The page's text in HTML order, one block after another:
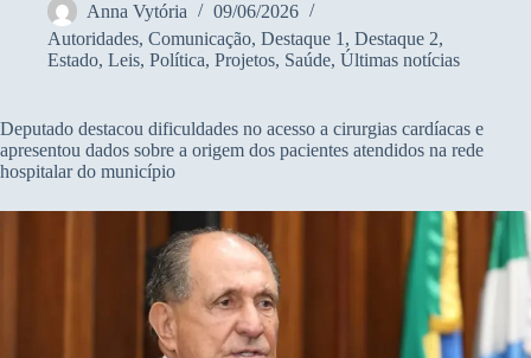
Anna Vytória
09/06/2026
Autoridades, Comunicação, Destaque 1 , Destaque 2,
Estado, Leis, Política, Projetos, Saúde, Últimas notícias
Deputado destacou dificuldades no acesso a cirurgias cardíacas e
apresentou dados sobre a origem dos pacientes atendidos na rede
hospitalar do município